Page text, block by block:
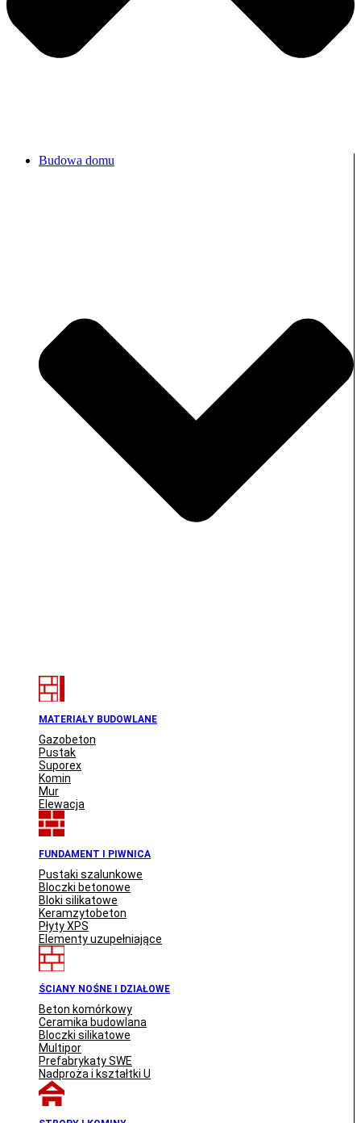
Budowa domu
MATERIAŁY BUDOWLANE
Gazobeton
Pustak
Suporex
Komin
Mur
Elewacja
FUNDAMENT I PIWNICA
Pustaki szalunkowe
Bloczki betonowe
Bloki silikatowe
Keramzytobeton
Płyty XPS
Elementy uzupełniające
ŚCIANY NOŚNE I DZIAŁOWE
Beton komórkowy
Ceramika budowlana
Bloczki silikatowe
Multipor
Prefabrykaty SWE
Nadproża i kształtki U